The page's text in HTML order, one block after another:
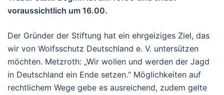
voraussichtlich um 16.00.
Der Gründer der Stiftung hat ein ehrgeiziges Ziel, das
wir von Wolfsschutz Deutschland e. V. untersützen
möchten. Metzroth: „Wir wollen und werden der Jagd
in Deutschland ein Ende setzen.“ Möglichkeiten auf
rechtlichem Wege gebe es ausreichend, zudem gelte